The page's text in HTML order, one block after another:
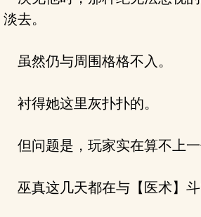
淡去。
虽然仍与周围格格不入。
衬得她这里灰扑扑的。
但问题是，玩家实在算不上一
巫真这几天都在与【医术】斗